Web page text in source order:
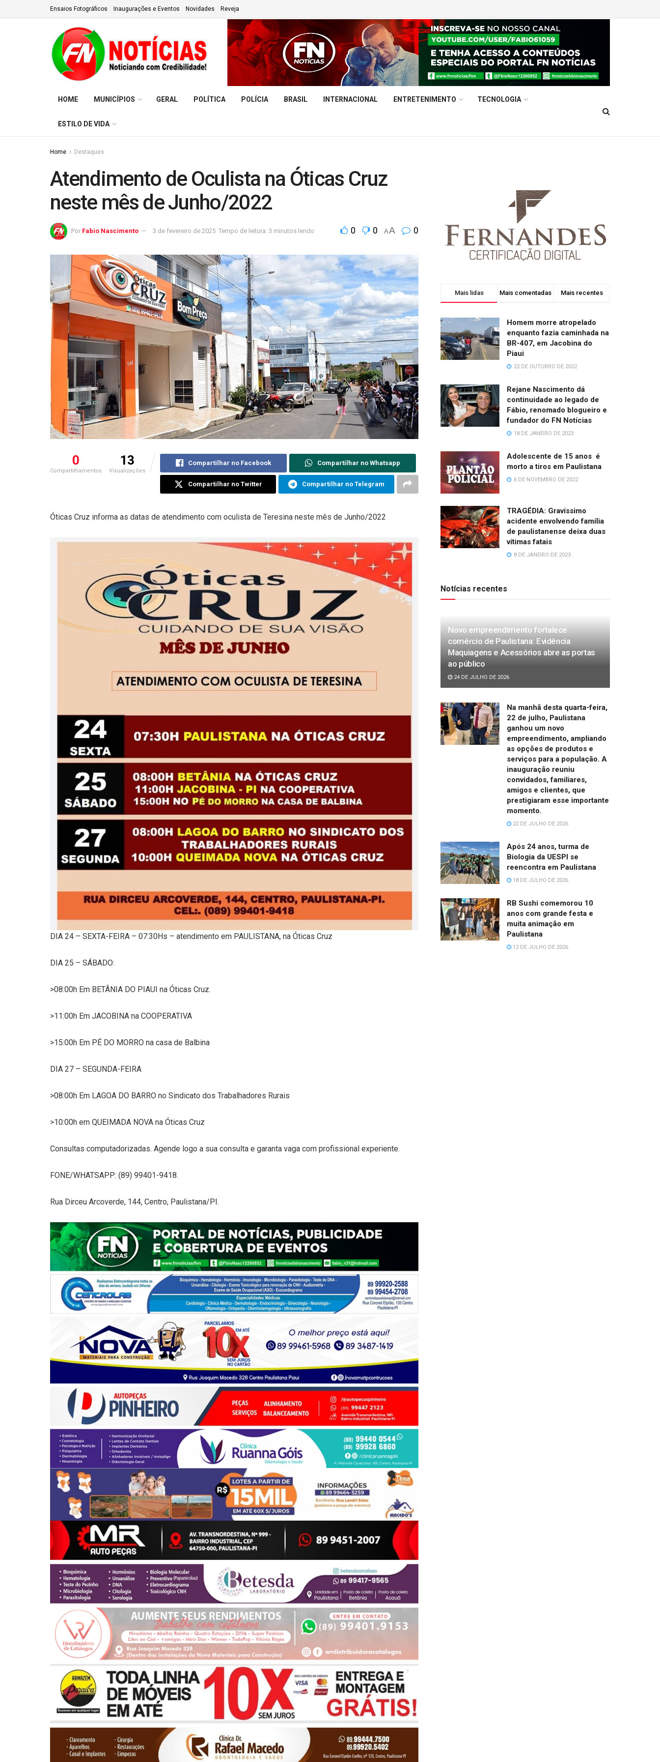
Ensaios Fotográficos Inaugurações e Eventos Novidades Reveja
HOME MUNICÍPIOS GERAL POLÍTICA POLÍCIA BRASIL INTERNACIONAL ENTRETENIMENTO TECNOLOGIA
ESTILO DE VIDA
Home Destaques
Atendimento de Oculista na Óticas Cruz
neste mês de Junho/2022
Por Fabio Nascimento 3 de fevereiro de 2025 Tempo de leitura: 3 minutos lendo 0 0 AA 0
0
Compartilhamentos
13
Visualizações
Compartilhar no Facebook Compartilhar no Whatsapp
Compartilhar no Twitter Compartilhar no Telegram
Óticas Cruz informa as datas de atendimento com oculista de Teresina neste mês de Junho/2022
DIA 24 – SEXTA-FEIRA – 07:30Hs – atendimento em PAULISTANA, na Óticas Cruz
DIA 25 – SÁBADO:
>08:00h Em BETÂNIA DO PIAUI na Óticas Cruz.
>11:00h Em JACOBINA na COOPERATIVA
>15:00h Em PÉ DO MORRO na casa de Balbina
DIA 27 – SEGUNDA-FEIRA
>08:00h Em LAGOA DO BARRO no Sindicato dos Trabalhadores Rurais
>10:00h em QUEIMADA NOVA na Óticas Cruz
Consultas computadorizadas. Agende logo a sua consulta e garanta vaga com profissional experiente.
FONE/WHATSAPP: (89) 99401-9418.
Rua Dirceu Arcoverde, 144, Centro, Paulistana/PI.
Mais lidas Mais comentadas Mais recentes
Homem morre atropelado
enquanto fazia caminhada na
BR-407, em Jacobina do
Piaui
22 DE OUTUBRO DE 2022
Rejane Nascimento dá
continuidade ao legado de
Fábio, renomado blogueiro e
fundador do FN Notícias
18 DE JANEIRO DE 2023
Adolescente de 15 anos é
morto a tiros em Paulistana
6 DE NOVEMBRO DE 2022
TRAGÉDIA: Gravíssimo
acidente envolvendo família
de paulistanense deixa duas
vítimas fatais
8 DE JANEIRO DE 2023
Notícias recentes
Novo empreendimento fortalece
comércio de Paulistana: Evidência
Maquiagens e Acessórios abre as portas
ao público
24 DE JULHO DE 2026
Na manhã desta quarta-feira,
22 de julho, Paulistana
ganhou um novo
empreendimento, ampliando
as opções de produtos e
serviços para a população. A
inauguração reuniu
convidados, familiares,
amigos e clientes, que
prestigiaram esse importante
momento.
22 DE JULHO DE 2026
Após 24 anos, turma de
Biologia da UESPI se
reencontra em Paulistana
18 DE JULHO DE 2026
RB Sushi comemorou 10
anos com grande festa e
muita animação em
Paulistana
12 DE JULHO DE 2026